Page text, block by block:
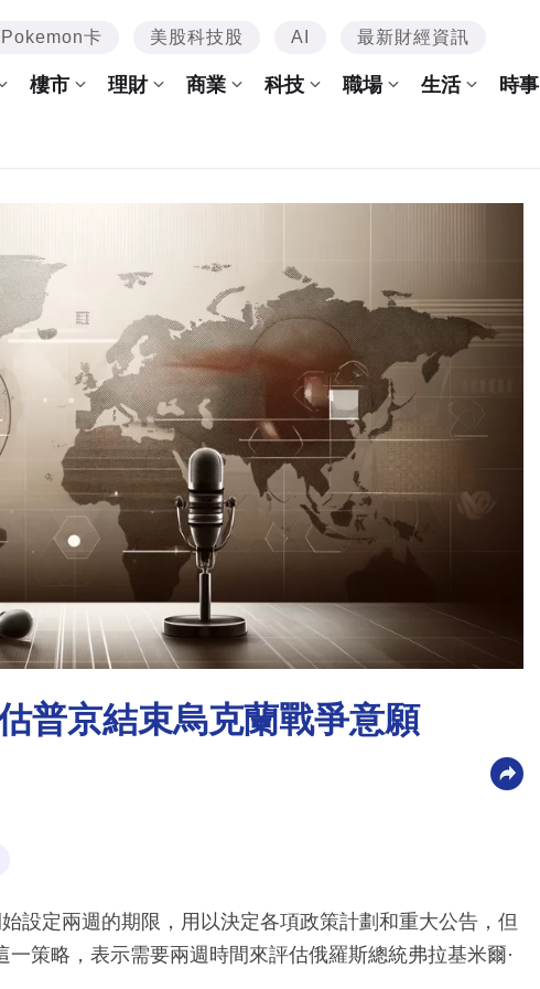
Pokemon卡 美股科技股 AI 最新財經資訊
樓市 理財 商業 科技 職場 生活 時事
普京結束烏克蘭戰爭意願
設定兩週的期限，用以決定各項政策計劃和重大公告，但
策略，表示需要兩週時間來評估俄羅斯總統弗拉基米爾·